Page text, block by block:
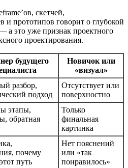
скетчей,
и прототипов говорит о глубокой
а это уже признак проектного
проектирования.
будущего
Новичок или
«визуал»
разбор,
подход
Отсутствует или
поверхностно
этапы,
обратная
Только
финальная
картинка
почему
путь
Нет пояснений
или «так
понравилось»